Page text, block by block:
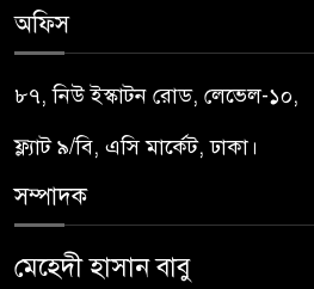
অফিস
৮৭, নিউ ইস্কাটন রোড, লেভেল-১০,
ফ্ল্যাট ৯/বি, এসি মার্কেট, ঢাকা।
সম্পাদক
মেহেদী হাসান বাবু